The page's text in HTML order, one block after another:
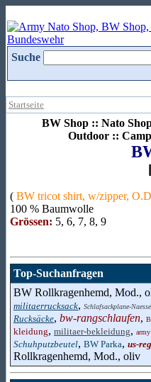
Suche
Startseite
BW Shop :: Nato
Outdoor ::
( BW tricot shirt, w/zipper,
100 % Baumwolle
Grössen: 5, 6, 7, 8, 9
Top-Suchanfragen
BW Rollkragenhemd, Mod.,
militaerrucksack, Schlafsackplane-
Rucksäcke, bw-rangschlaufen,
kleidung, militaer-bekleidung,
Schuhputzbeutel, BW Parka, us-
Rollkragenhemd, Mod., oliv